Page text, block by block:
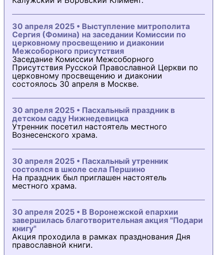
30 апреля 2025 • Выступление митрополита
Сергия (Фомина) на заседании Комиссии по
церковному просвещению и диаконии
Межсоборного присутствия
Заседание Комиссии Межсоборного
Присутствия Русской Православной Церкви по
церковному просвещению и диаконии
состоялось 30 апреля в Москве.
30 апреля 2025 • Пасхальный праздник в
детском саду Нижнедевицка
Утренник посетил настоятель местного
Вознесенского храма.
30 апреля 2025 • Пасхальный утренник
состоялся в школе села Першино
На праздник был приглашен настоятель
местного храма.
30 апреля 2025 • В Воронежской епархии
завершилась благотворительная акция "Подари
книгу"
Акция проходила в рамках празднования Дня
православной книги.